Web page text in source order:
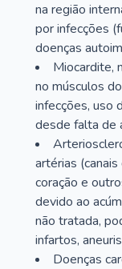
na região
por infecções
doenças
Miocardite,
no músculos
infecções, uso
desde falta de
artérias
coração e
devido ao
não tratada,
infartos,
Doenças